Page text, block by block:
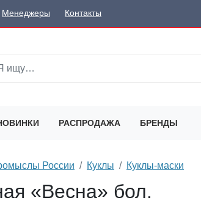
Менеджеры Контакты
РАСПРОДАЖА БРЕНДЫ
России Куклы Куклы-маски
«Весна» бол.